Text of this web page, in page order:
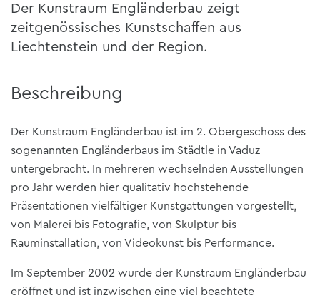
Der Kunstraum Engländerbau zeigt
zeitgenössisches Kunstschaffen aus
Liechtenstein und der Region.
Beschreibung
Der Kunstraum Engländerbau ist im 2. Obergeschoss des
sogenannten Engländerbaus im Städtle in Vaduz
untergebracht. In mehreren wechselnden Ausstellungen
pro Jahr werden hier qualitativ hochstehende
Präsentationen vielfältiger Kunstgattungen vorgestellt,
von Malerei bis Fotografie, von Skulptur bis
Rauminstallation, von Videokunst bis Performance.
Im September 2002 wurde der Kunstraum Engländerbau
eröffnet und ist inzwischen eine viel beachtete